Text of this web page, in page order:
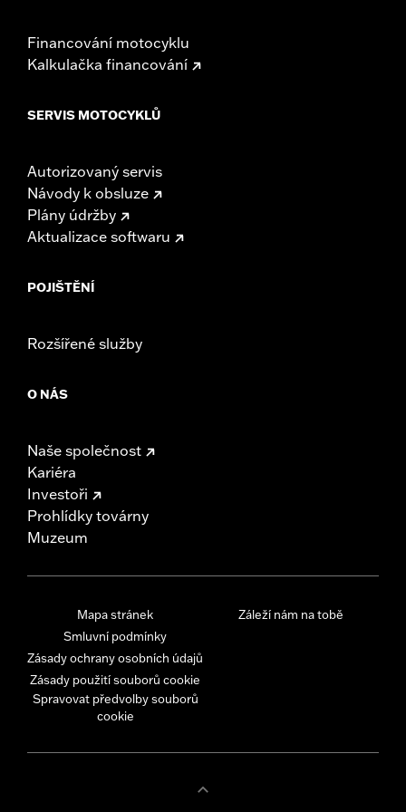
Financování motocyklu
Kalkulačka financování
SERVIS MOTOCYKLŮ
Autorizovaný servis
Návody k obsluze
Plány údržby
Aktualizace softwaru
POJIŠTĚNÍ
Rozšířené služby
O NÁS
Naše společnost
Kariéra
Investoři
Prohlídky továrny
Muzeum
Mapa stránek
Smluvní podmínky
Zásady ochrany osobních údajů
Zásady použití souborů cookie
Spravovat předvolby souborů
cookie
Záleží nám na tobě